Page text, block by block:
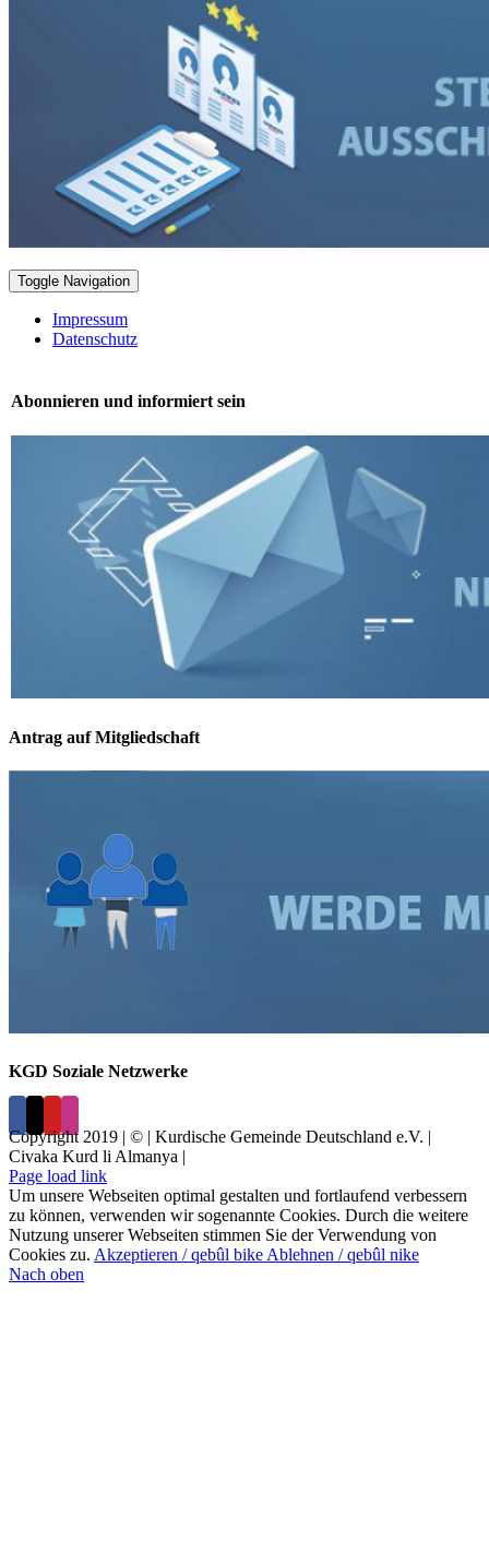
Toggle Navigation
Impressum
Datenschutz
Abonnieren und informiert sein
Antrag auf Mitgliedschaft
KGD Soziale Netzwerke
Copyright 2019 | © | Kurdische Gemeinde Deutschland e.V. |
Civaka Kurd li Almanya |
Page load link
Um unsere Webseiten optimal gestalten und fortlaufend verbessern
zu können, verwenden wir sogenannte Cookies. Durch die weitere
Nutzung unserer Webseiten stimmen Sie der Verwendung von
Cookies zu. Akzeptieren / qebûl bike Ablehnen / qebûl nike
Nach oben